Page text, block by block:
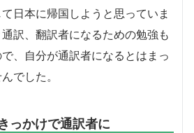
日本に帰国しようと思っていま
訳、翻訳者になるための勉強も
、自分が通訳者になるとはまっ
でした。
っかけで通訳者に